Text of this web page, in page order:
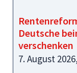
Deutsche
verschenken
7. August